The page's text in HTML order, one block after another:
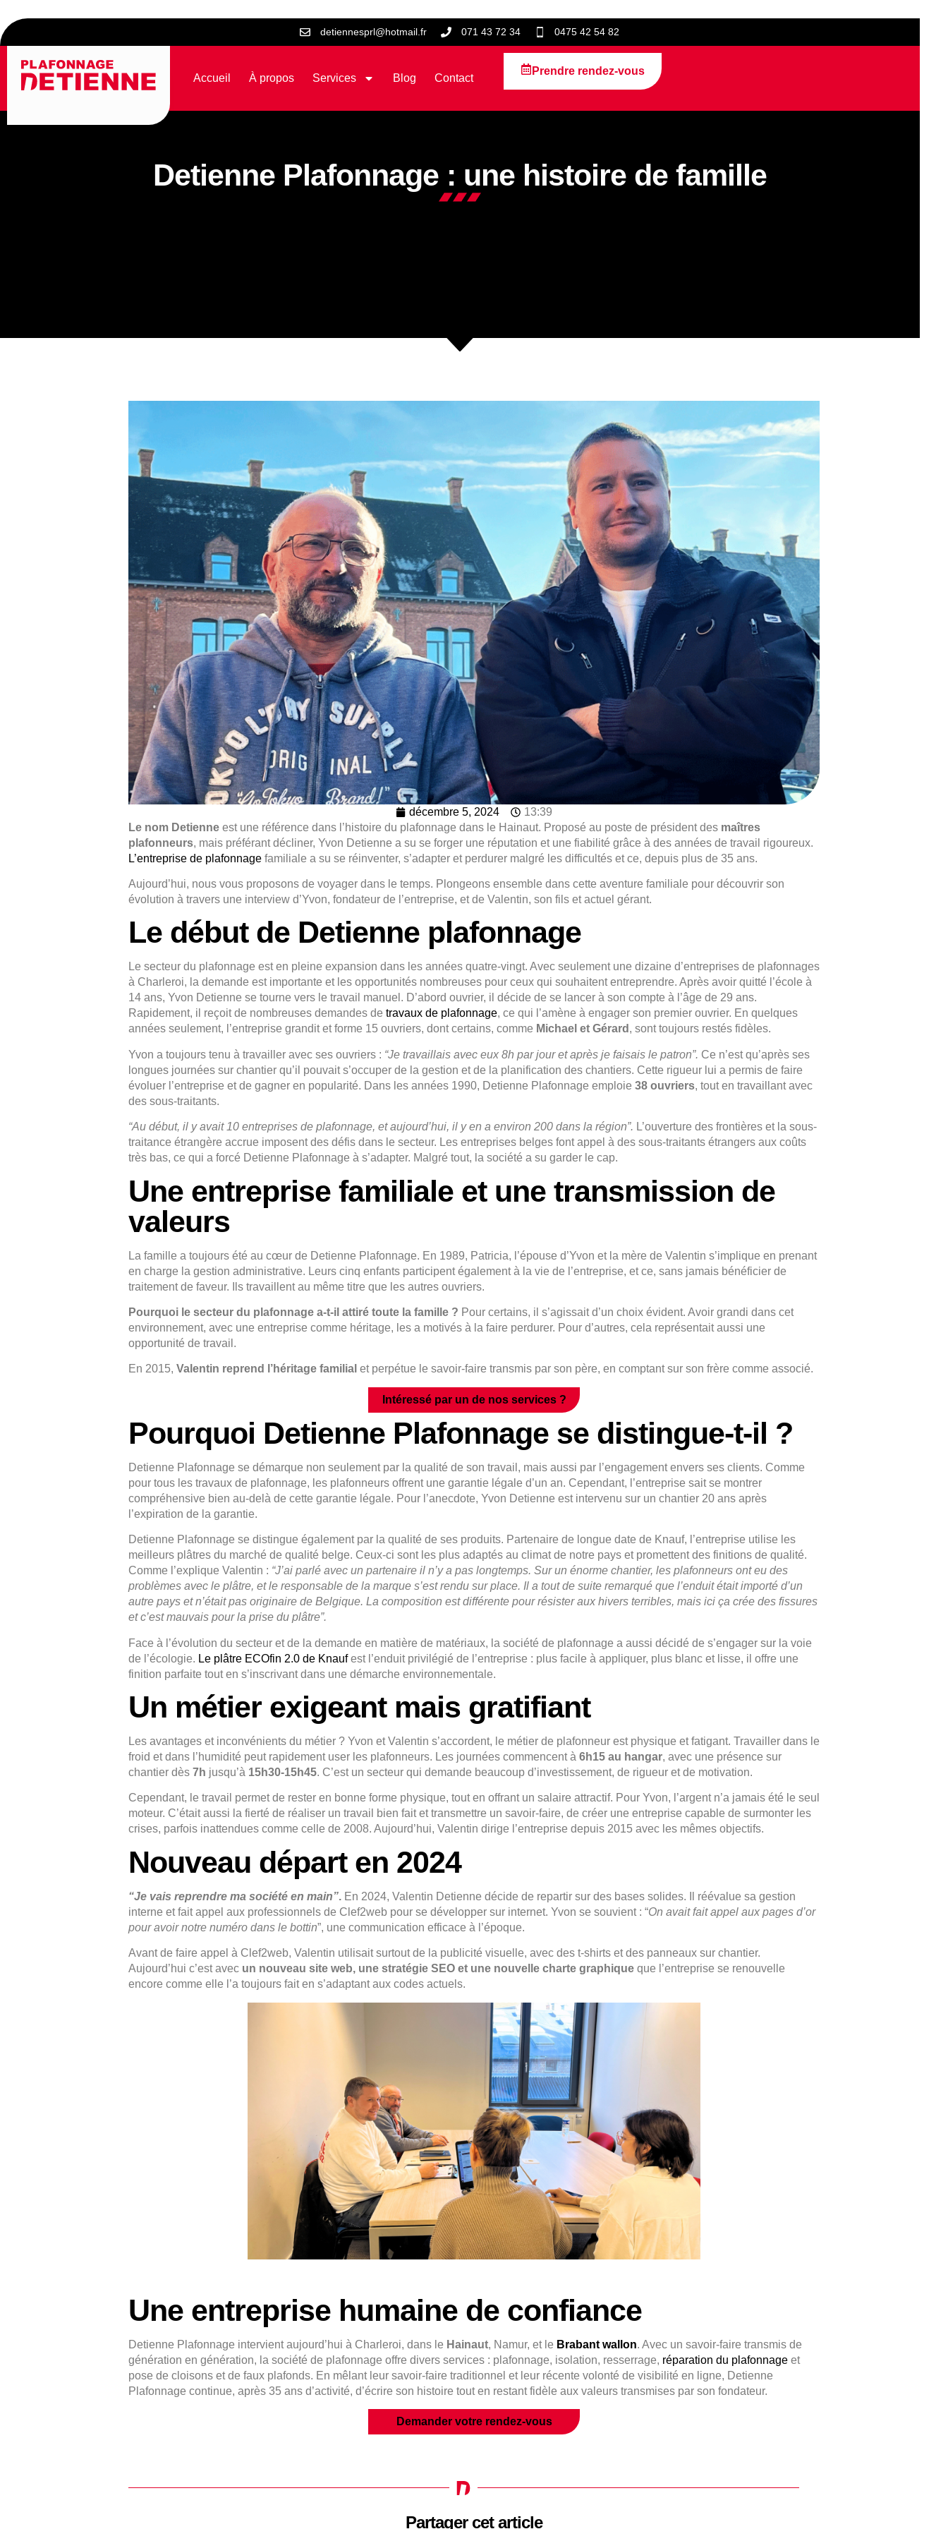
detiennesprl@hotmail.fr 071 43 72 34 0475 42 54 82
Accueil À propos Services Blog Contact
Prendre rendez-vous
Detienne Plafonnage : une histoire de famille
décembre 5, 2024
13:39
Le nom Detienne est une référence dans l’histoire du plafonnage dans le Hainaut. Proposé au poste de président des maîtres
plafonneurs, mais préférant décliner, Yvon Detienne a su se forger une réputation et une fiabilité grâce à des années de travail rigoureux.
L’entreprise de plafonnage familiale a su se réinventer, s’adapter et perdurer malgré les difficultés et ce, depuis plus de 35 ans.
Aujourd’hui, nous vous proposons de voyager dans le temps. Plongeons ensemble dans cette aventure familiale pour découvrir son
évolution à travers une interview d’Yvon, fondateur de l’entreprise, et de Valentin, son fils et actuel gérant.
Le début de Detienne plafonnage
Le secteur du plafonnage est en pleine expansion dans les années quatre-vingt. Avec seulement une dizaine d’entreprises de plafonnages
à Charleroi, la demande est importante et les opportunités nombreuses pour ceux qui souhaitent entreprendre. Après avoir quitté l’école à
14 ans, Yvon Detienne se tourne vers le travail manuel. D’abord ouvrier, il décide de se lancer à son compte à l’âge de 29 ans.
Rapidement, il reçoit de nombreuses demandes de travaux de plafonnage, ce qui l’amène à engager son premier ouvrier. En quelques
années seulement, l’entreprise grandit et forme 15 ouvriers, dont certains, comme Michael et Gérard , sont toujours restés fidèles.
Yvon a toujours tenu à travailler avec ses ouvriers : “Je travaillais avec eux 8h par jour et après je faisais le patron”. Ce n’est qu’après ses
longues journées sur chantier qu’il pouvait s’occuper de la gestion et de la planification des chantiers. Cette rigueur lui a permis de faire
évoluer l’entreprise et de gagner en popularité. Dans les années 1990, Detienne Plafonnage emploie 38 ouvriers, tout en travaillant avec
des sous-traitants.
“Au début, il y avait 10 entreprises de plafonnage, et aujourd’hui, il y en a environ 200 dans la région”. L’ouverture des frontières et la sous-
traitance étrangère accrue imposent des défis dans le secteur. Les entreprises belges font appel à des sous-traitants étrangers aux coûts
très bas, ce qui a forcé Detienne Plafonnage à s’adapter. Malgré tout, la société a su garder le cap.
Une entreprise familiale et une transmission de
valeurs
La famille a toujours été au cœur de Detienne Plafonnage. En 1989, Patricia, l’épouse d’Yvon et la mère de Valentin s’implique en prenant
en charge la gestion administrative. Leurs cinq enfants participent également à la vie de l’entreprise, et ce, sans jamais bénéficier de
traitement de faveur. Ils travaillent au même titre que les autres ouvriers.
Pourquoi le secteur du plafonnage a-t-il attiré toute la famille ? Pour certains, il s’agissait d’un choix évident. Avoir grandi dans cet
environnement, avec une entreprise comme héritage, les a motivés à la faire perdurer. Pour d’autres, cela représentait aussi une
opportunité de travail.
En 2015, Valentin reprend l’héritage familial et perpétue le savoir-faire transmis par son père, en comptant sur son frère comme associé.
Intéressé par un de nos services ?
Pourquoi Detienne Plafonnage se distingue-t-il ?
Detienne Plafonnage se démarque non seulement par la qualité de son travail, mais aussi par l’engagement envers ses clients. Comme
pour tous les travaux de plafonnage, les plafonneurs offrent une garantie légale d’un an. Cependant, l’entreprise sait se montrer
compréhensive bien au-delà de cette garantie légale. Pour l’anecdote, Yvon Detienne est intervenu sur un chantier 20 ans après
l’expiration de la garantie.
Detienne Plafonnage se distingue également par la qualité de ses produits. Partenaire de longue date de Knauf, l’entreprise utilise les
meilleurs plâtres du marché de qualité belge. Ceux-ci sont les plus adaptés au climat de notre pays et promettent des finitions de qualité.
Comme l’explique Valentin : “J’ai parlé avec un partenaire il n’y a pas longtemps. Sur un énorme chantier, les plafonneurs ont eu des
problèmes avec le plâtre, et le responsable de la marque s’est rendu sur place. Il a tout de suite remarqué que l’enduit était importé d’un
autre pays et n’était pas originaire de Belgique. La composition est différente pour résister aux hivers terribles, mais ici ça crée des fissures
et c’est mauvais pour la prise du plâtre”.
Face à l’évolution du secteur et de la demande en matière de matériaux, la société de plafonnage a aussi décidé de s’engager sur la voie
de l’écologie. Le plâtre ECOfin 2.0 de Knaufest l’enduit privilégié de l’entreprise : plus facile à appliquer, plus blanc et lisse, il offre une
finition parfaite tout en s’inscrivant dans une démarche environnementale.
Un métier exigeant mais gratifiant
Les avantages et inconvénients du métier ? Yvon et Valentin s’accordent, le métier de plafonneur est physique et fatigant. Travailler dans le
froid et dans l’humidité peut rapidement user les plafonneurs. Les journées commencent à 6h15 au hangar, avec une présence sur
chantier dès 7h jusqu’à 15h30-15h45. C’est un secteur qui demande beaucoup d’investissement, de rigueur et de motivation.
Cependant, le travail permet de rester en bonne forme physique, tout en offrant un salaire attractif. Pour Yvon, l’argent n’a jamais été le seul
moteur. C’était aussi la fierté de réaliser un travail bien fait et transmettre un savoir-faire, de créer une entreprise capable de surmonter les
crises, parfois inattendues comme celle de 2008. Aujourd’hui, Valentin dirige l’entreprise depuis 2015 avec les mêmes objectifs.
Nouveau départ en 2024
“Je vais reprendre ma société en main”. En 2024, Valentin Detienne décide de repartir sur des bases solides. Il réévalue sa gestion
interne et fait appel aux professionnels de Clef2web pour se développer sur internet. Yvon se souvient : “On avait fait appel aux pages d’or
pour avoir notre numéro dans le bottin”, une communication efficace à l’époque.
Avant de faire appel à Clef2web, Valentin utilisait surtout de la publicité visuelle, avec des t-shirts et des panneaux sur chantier.
Aujourd’hui c’est avec un nouveau site web, une stratégie SEO et une nouvelle charte graphique que l’entreprise se renouvelle
encore comme elle l’a toujours fait en s’adaptant aux codes actuels.
Une entreprise humaine de confiance
Detienne Plafonnage intervient aujourd’hui à Charleroi, dans le Hainaut, Namur, et le Brabant wallon. Avec un savoir-faire transmis de
génération en génération, la société de plafonnage offre divers services : plafonnage, isolation, resserrage, réparation du plafonnage et
pose de cloisons et de faux plafonds. En mêlant leur savoir-faire traditionnel et leur récente volonté de visibilité en ligne, Detienne
Plafonnage continue, après 35 ans d’activité, d’écrire son histoire tout en restant fidèle aux valeurs transmises par son fondateur.
Demander votre rendez-vous
Partager cet article